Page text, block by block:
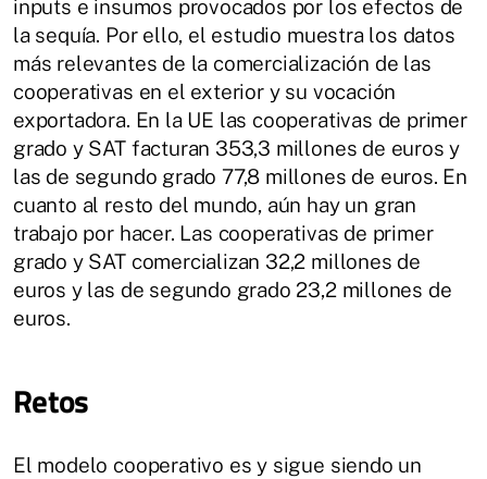
inputs e insumos provocados por los efectos de
la sequía. Por ello, el estudio muestra los datos
más relevantes de la comercialización de las
cooperativas en el exterior y su vocación
exportadora. En la UE las cooperativas de primer
grado y SAT facturan 353,3 millones de euros y
las de segundo grado 77,8 millones de euros. En
cuanto al resto del mundo, aún hay un gran
trabajo por hacer. Las cooperativas de primer
grado y SAT comercializan 32,2 millones de
euros y las de segundo grado 23,2 millones de
euros.
Retos
El modelo cooperativo es y sigue siendo un